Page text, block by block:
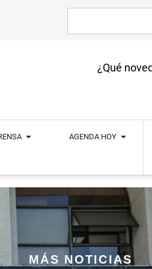
¿Qué
AGENDA HOY
MÁS NOTICIAS